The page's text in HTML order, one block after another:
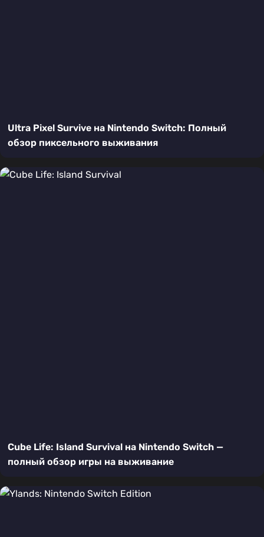
Ultra Pixel Survive на Nintendo Switch: Полный
обзор пиксельного выживания
Cube Life: Island Survival на Nintendo Switch —
полный обзор игры на выживание